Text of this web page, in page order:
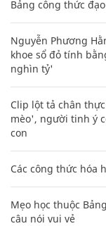
Bảng công thức
Nguyễn Phương
khoe sổ đỏ tính
nghìn tỷ'
Clip lột tả chân
mèo', người tinh ý
con
Các công thức hóa
Mẹo học thuộc
câu nói vui vẻ